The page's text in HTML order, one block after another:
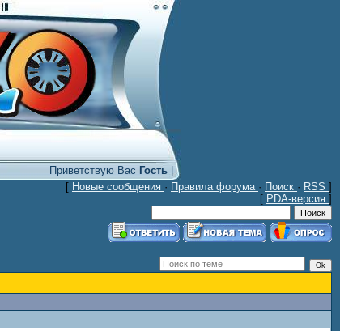
Приветствую Вас Гость|
[ Новые сообщения · Правила форума · Поиск · RSS ]
[ PDA-версия ]